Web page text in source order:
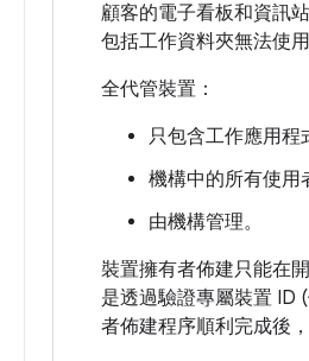
顧客的電子看板和資訊
包括工作資料夾無法使
全代管裝置：
只包含工作應用程
機構中的所有使用
由機構管理。
裝置擁有者佈建只能在
是透過驗證專屬裝置 ID
者佈建程序順利完成後